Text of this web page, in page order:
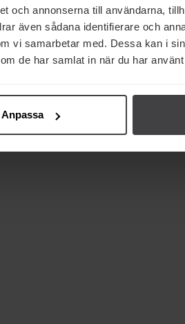
och annonserna till användarna,
även sådana identifierare och
vi samarbetar med. Dessa kan i
de har samlat in när du har
Anpassa
27 kr
Indian Tonic
Drinkmixer PET 1,5L
75 kr
Schweppes
Zero
6x33cl